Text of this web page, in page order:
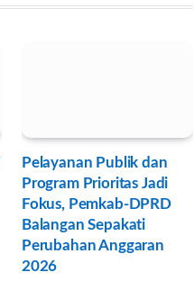
Pelayanan Publik dan
Program Prioritas Jadi
Fokus, Pemkab-DPRD
Balangan Sepakati
Perubahan Anggaran
2026